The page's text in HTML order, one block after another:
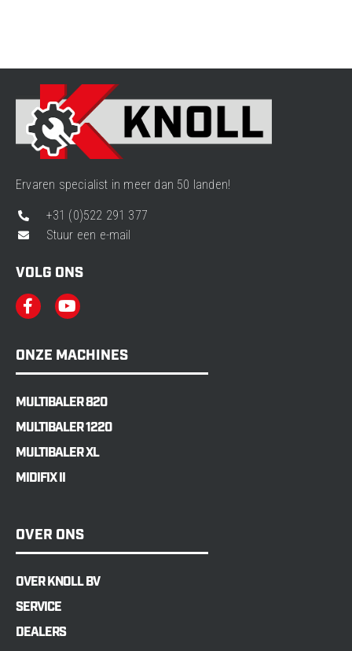
Ervaren specialist in meer dan 50 landen!
+31 (0)522 291 377
Stuur een e-mail
VOLG ONS
ONZE MACHINES
MULTIBALER 820
MULTIBALER 1220
MULTIBALER XL
MIDIFIX II
OVER ONS
OVER KNOLL BV
SERVICE
DEALERS